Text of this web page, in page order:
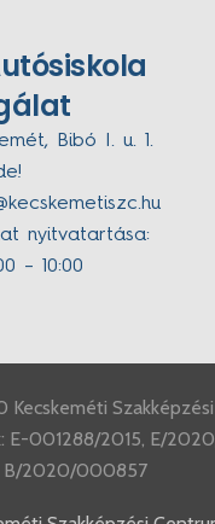
Bibó I. u. 1.
nyitvatartása:
– 10:00
Kecskeméti
E-001288/2015, E/
B/2020/000857